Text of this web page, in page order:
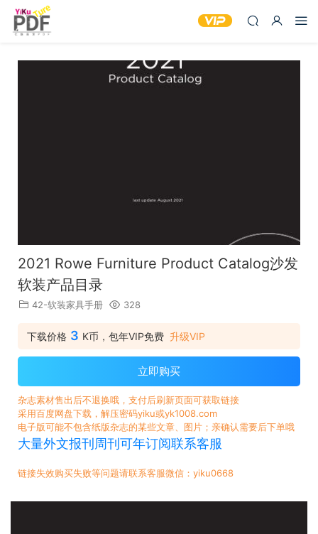
2021 Rowe Furniture Product Catalog沙发
软装产品目录
42-软装家具手册 328
下载价格 3 K币，包年VIP免费 升级VIP
立即购买
杂志素材售出后不退换哦，支付后刷新页面可获取链接
采用百度网盘下载，解压密码yiku或yk1008.com
电子版可能不包含纸版杂志的某些文章、图片；亲确认需要后下单哦
大量外文报刊周刊可年订阅联系客服
链接失效购买失败等问题请联系客服微信：yiku0668